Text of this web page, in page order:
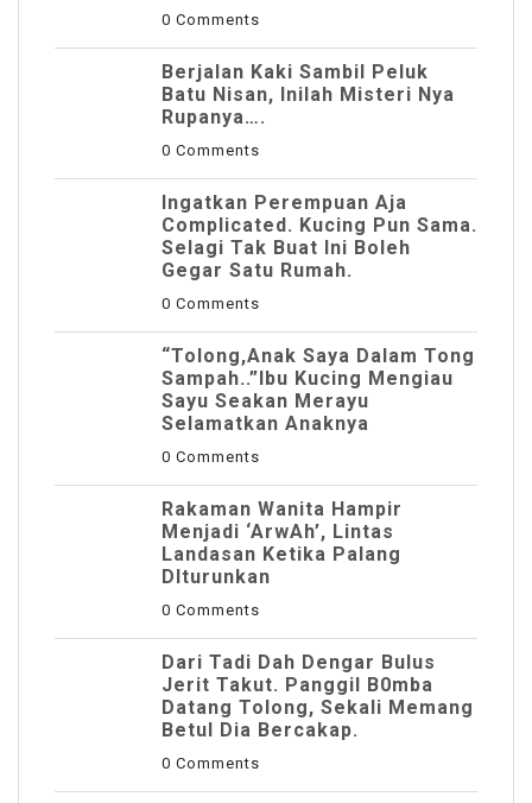
0 Comments
Berjalan Kaki Sambil Peluk
Batu Nisan, Inilah Misteri Nya
Rupanya….
0 Comments
Ingatkan Perempuan Aja
Complicated. Kucing Pun Sama.
Selagi Tak Buat Ini Boleh
Gegar Satu Rumah.
0 Comments
“Tolong,Anak Saya Dalam Tong
Sampah..”Ibu Kucing Mengiau
Sayu Seakan Merayu
Selamatkan Anaknya
0 Comments
Rakaman Wanita Hampir
Menjadi ‘ArwAh’, Lintas
Landasan Ketika Palang
DIturunkan
0 Comments
Dari Tadi Dah Dengar Bulus
Jerit Takut. Panggil B0mba
Datang Tolong, Sekali Memang
Betul Dia Bercakap.
0 Comments